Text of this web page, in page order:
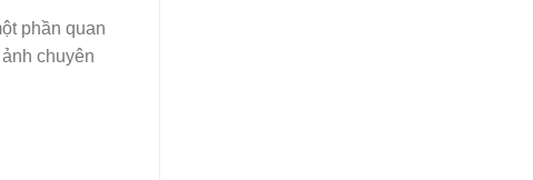
phần quan
chuyên